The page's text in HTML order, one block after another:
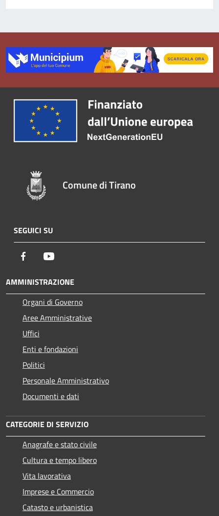
Comune di Tirano
SEGUICI SU
Facebook
AMMINISTRAZIONE
Organi di Governo
Aree Amministrative
Uffici
Enti e fondazioni
Politici
Personale Amministrativo
Documenti e dati
CATEGORIE DI SERVIZIO
Anagrafe e stato civile
Cultura e tempo libero
Vita lavorativa
Imprese e Commercio
Catasto e urbanistica